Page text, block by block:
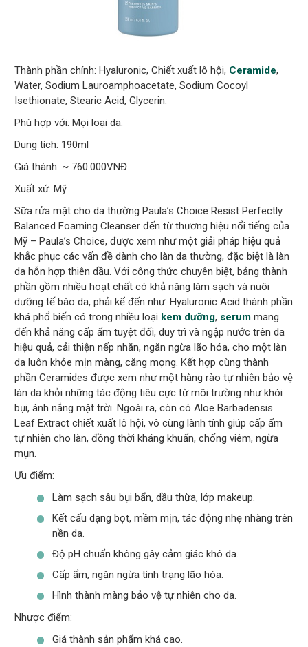
Thành phần chính: Hyaluronic, Chiết xuất lô hội, Ceramide,
Water, Sodium Lauroamphoacetate, Sodium Cocoyl
Isethionate, Stearic Acid, Glycerin.
Phù hợp với: Mọi loại da.
Dung tích: 190ml
Giá thành: ~ 760.000VNĐ
Xuất xứ: Mỹ
Sữa rửa mặt cho da thường Paula’s Choice Resist Perfectly
Balanced Foaming Cleanser đến từ thương hiệu nổi tiếng của
Mỹ – Paula’s Choice, được xem như một giải pháp hiệu quả
khắc phục các vấn đề dành cho làn da thường, đặc biệt là làn
da hỗn hợp thiên dầu. Với công thức chuyên biệt, bảng thành
phần gồm nhiều hoạt chất có khả năng làm sạch và nuôi
dưỡng tế bào da, phải kể đến như: Hyaluronic Acid thành phần
khá phổ biến có trong nhiều loại kem dưỡng, serum mang
đến khả năng cấp ẩm tuyệt đối, duy trì và ngập nước trên da
hiệu quả, cải thiện nếp nhăn, ngăn ngừa lão hóa, cho một làn
da luôn khỏe mịn màng, căng mọng. Kết hợp cùng thành
phần Ceramides được xem như một hàng rào tự nhiên bảo vệ
làn da khỏi những tác động tiêu cực từ môi trường như khói
bụi, ánh nắng mặt trời. Ngoài ra, còn có Aloe Barbadensis
Leaf Extract chiết xuất lô hội, vô cùng lành tính giúp cấp ẩm
tự nhiên cho làn, đồng thời kháng khuẩn, chống viêm, ngừa
mụn.
Ưu điểm:
Làm sạch sâu bụi bẩn, dầu thừa, lớp makeup.
Kết cấu dạng bọt, mềm mịn, tác động nhẹ nhàng trên
nền da.
Độ pH chuẩn không gây cảm giác khô da.
Cấp ẩm, ngăn ngừa tình trạng lão hóa.
Hình thành màng bảo vệ tự nhiên cho da.
Nhược điểm:
Giá thành sản phẩm khá cao.